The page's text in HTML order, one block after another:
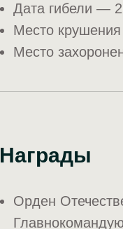
Дата гибели —
Место
Место
Награды
Орден